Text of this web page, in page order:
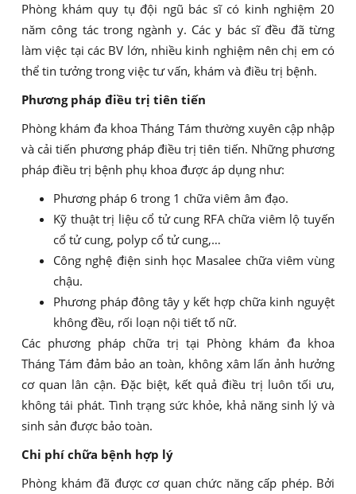
Phòng khám quy tụ đội ngũ bác sĩ có kinh nghiệm 20
năm công tác trong ngành y. Các y bác sĩ đều đã từng
làm việc tại các BV lớn, nhiều kinh nghiệm nên chị em có
thể tin tưởng trong việc tư vấn, khám và điều trị bệnh.
Phương pháp điều trị tiên tiến
Phòng khám đa khoa Tháng Tám thường xuyên cập nhập
và cải tiến phương pháp điều trị tiên tiến. Những phương
pháp điều trị bệnh phụ khoa được áp dụng như:
Phương pháp 6 trong 1 chữa viêm âm đạo.
Kỹ thuật trị liệu cổ tử cung RFA chữa viêm lộ tuyến
cổ tử cung, polyp cổ tử cung,…
Công nghệ điện sinh học Masalee chữa viêm vùng
chậu.
Phương pháp đông tây y kết hợp chữa kinh nguyệt
không đều, rối loạn nội tiết tố nữ.
Các phương pháp chữa trị tại Phòng khám đa khoa
Tháng Tám đảm bảo an toàn, không xâm lấn ảnh hưởng
cơ quan lân cận. Đặc biệt, kết quả điều trị luôn tối ưu,
không tái phát. Tình trạng sức khỏe, khả năng sinh lý và
sinh sản được bảo toàn.
Chi phí chữa bệnh hợp lý
Phòng khám đã được cơ quan chức năng cấp phép. Bởi